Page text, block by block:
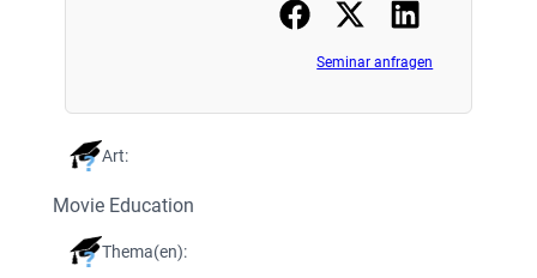
Seminar anfragen
Art:
Movie Education
Thema(en):